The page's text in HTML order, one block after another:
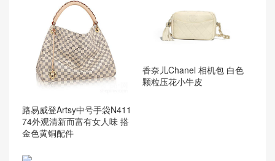
路易威登Artsy中号手袋N411
74外观清新而富有女人味 搭
金色黄铜配件
香奈儿Chanel 相机包 白色
颗粒压花小牛皮